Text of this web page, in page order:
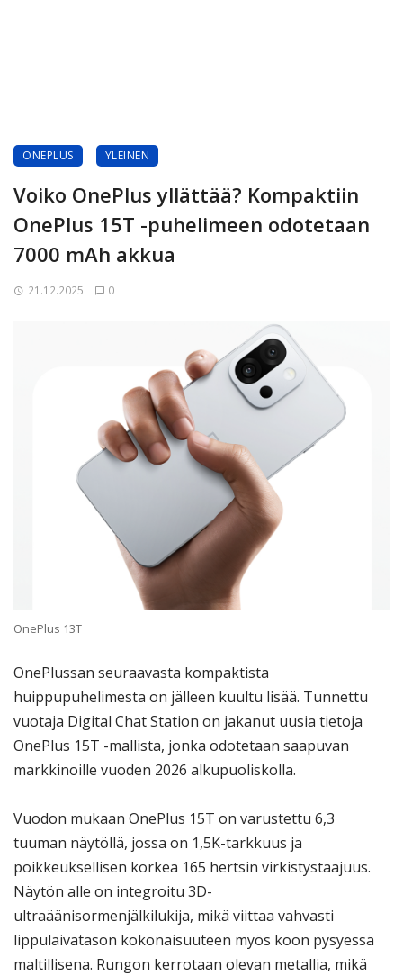
ONEPLUS YLEINEN
Voiko OnePlus yllättää? Kompaktiin
OnePlus 15T -puhelimeen odotetaan
7000 mAh akkua
21.12.2025 0
OnePlus 13T
OnePlussan seuraavasta kompaktista
huippupuhelimesta on jälleen kuultu lisää. Tunnettu
vuotaja Digital Chat Station on jakanut uusia tietoja
OnePlus 15T -mallista, jonka odotetaan saapuvan
markkinoille vuoden 2026 alkupuoliskolla.
Vuodon mukaan OnePlus 15T on varustettu 6,3
tuuman näytöllä, jossa on 1,5K-tarkkuus ja
poikkeuksellisen korkea 165 hertsin virkistystaajuus.
Näytön alle on integroitu 3D-
ultraäänisormenjälkilukija, mikä viittaa vahvasti
lippulaivatason kokonaisuuteen myös koon pysyessä
maltillisena. Rungon kerrotaan olevan metallia, mikä